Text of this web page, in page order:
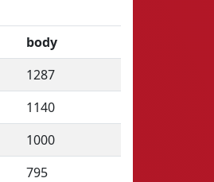
body
1287
1140
1000
795